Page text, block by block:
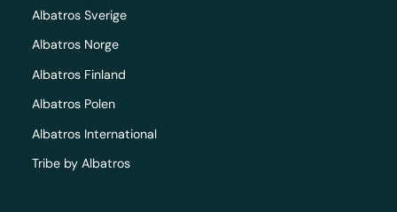
Albatros Sverige
Albatros Norge
Albatros Finland
Albatros Polen
Albatros International
Tribe by Albatros